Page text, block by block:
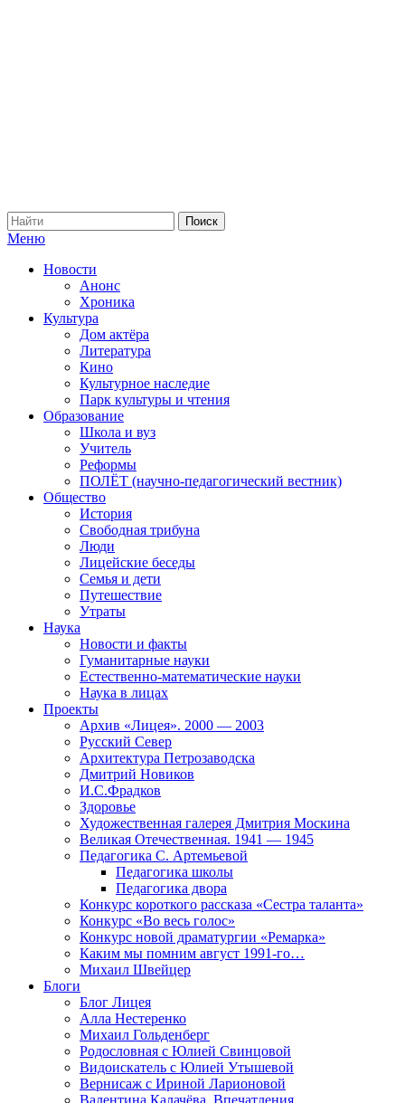
Меню
Новости
Анонс
Хроника
Культура
Дом актёра
Литература
Кино
Культурное наследие
Парк культуры и чтения
Образование
Школа и вуз
Учитель
Реформы
ПОЛЁТ (научно-педагогический вестник)
Общество
История
Свободная трибуна
Люди
Лицейские беседы
Семья и дети
Путешествие
Утраты
Наука
Новости и факты
Гуманитарные науки
Естественно-математические науки
Наука в лицах
Проекты
Архив «Лицея». 2000 — 2003
Русский Север
Архитектура Петрозаводска
Дмитрий Новиков
И.С.Фрадков
Здоровье
Художественная галерея Дмитрия Москина
Великая Отечественная. 1941 — 1945
Педагогика С. Артемьевой
Педагогика школы
Педагогика двора
Конкурс короткого рассказа «Сестра таланта»
Конкурс «Во весь голос»
Конкурс новой драматургии «Ремарка»
Каким мы помним август 1991-го…
Михаил Швейцер
Блоги
Блог Лицея
Алла Нестеренко
Михаил Гольденберг
Родословная с Юлией Свинцовой
Видоискатель с Юлией Утышевой
Вернисаж с Ириной Ларионовой